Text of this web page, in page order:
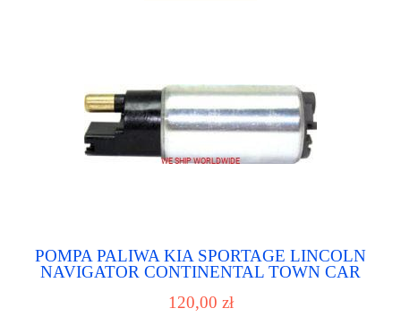
POMPA PALIWA KIA SPORTAGE LINCOLN
NAVIGATOR CONTINENTAL TOWN CAR
MERCURY MITSUBISHI MONTERO
120,00 zł